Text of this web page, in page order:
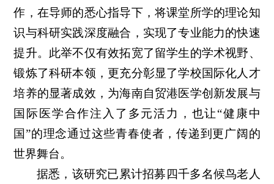
作，在导师的悉心指导下，将课堂所学的理论知
识与科研实践深度融合，实现了专业能力的快速
提升。此举不仅有效拓宽了留学生的学术视野、
锻炼了科研本领，更充分彰显了学校国际化人才
培养的显著成效，为海南自贸港医学创新发展与
国际医学合作注入了多元活力，也让“健康中
国”的理念通过这些青春使者，传递到更广阔的
世界舞台。
据悉，该研究已累计招募四千多名候鸟老人